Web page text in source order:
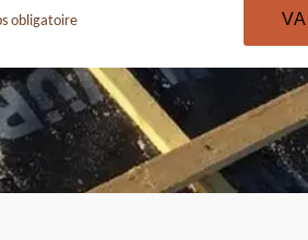
obligatoire